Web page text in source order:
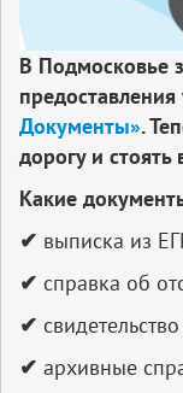
В Подмосковье
Документы».
дорогу и стоять
Какие
✔ выписка из
✔ справка об
✔
✔ архивные